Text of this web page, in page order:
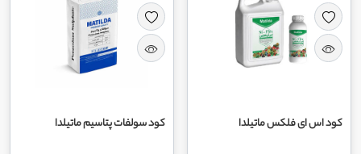
کود اس ای فلکس ماتیلدا کود سولفات پتاسیم ماتیلدا